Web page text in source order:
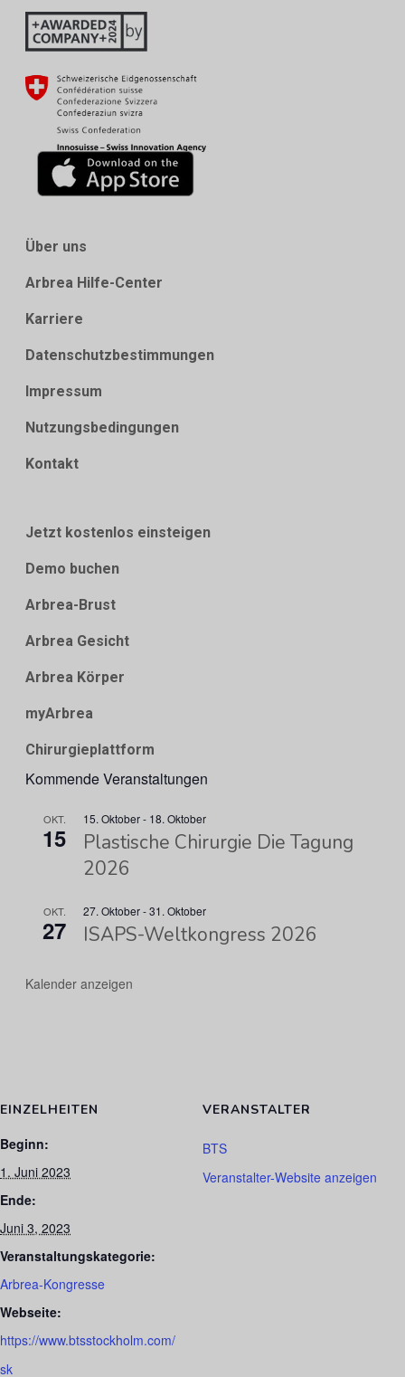
EINZELHEITEN
Beginn:
1. Juni 2023
Ende:
Juni 3, 2023
Veranstaltungskategorie:
Arbrea-Kongresse
Webseite:
https://www.btsstockholm.com/
sk
VERANSTALTER
BTS
Veranstalter-Website anzeigen
Über uns
Arbrea Hilfe-Center
Karriere
Datenschutzbestimmungen
Impressum
Nutzungsbedingungen
Kontakt
Jetzt kostenlos einsteigen
Demo buchen
Arbrea-Brust
Arbrea Gesicht
Arbrea Körper
myArbrea
Chirurgieplattform
Kommende Veranstaltungen
OKT.
15
15. Oktober- 18. Oktober
Plastische Chirurgie Die Tagung
2026
OKT.
27
27. Oktober-31. Oktober
ISAPS-Weltkongress 2026
Kalender anzeigen